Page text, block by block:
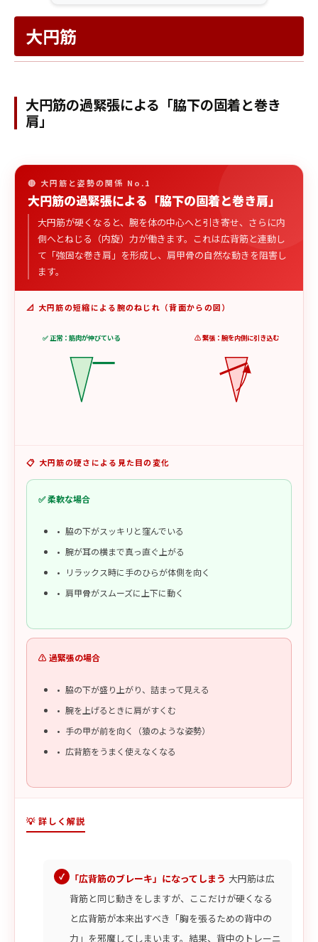
大円筋
大円筋の過緊張による「脇下の固着と巻き
肩」
🔴 大円筋と姿勢の関係 No.1
大円筋の過緊張による「脇下の固着と巻き肩」
大円筋が硬くなると、腕を体の中心へと引き寄せ、さらに内
側へとねじる（内旋）力が働きます。これは広背筋と連動し
て「強固な巻き肩」を形成し、肩甲骨の自然な動きを阻害し
ます。
📐 大円筋の短縮による腕のねじれ（背面からの図）
✅ 正常：筋肉が伸びている ⚠️ 緊張：腕を内側に引き込む
📋 大円筋の硬さによる見た目の変化
✅ 柔軟な場合
脇の下がスッキリと窪んでいる
腕が耳の横まで真っ直ぐ上がる
リラックス時に手のひらが体側を向く
肩甲骨がスムーズに上下に動く
⚠️ 過緊張の場合
脇の下が盛り上がり、詰まって見える
腕を上げるときに肩がすくむ
手の甲が前を向く（猿のような姿勢）
広背筋をうまく使えなくなる
💡 詳しく解説
「広背筋のブレーキ」になってしまう 大円筋は広
背筋と同じ動きをしますが、ここだけが硬くなる
と広背筋が本来出すべき「胸を張るための背中の
力」を邪魔してしまいます。結果、背中のトレーニ